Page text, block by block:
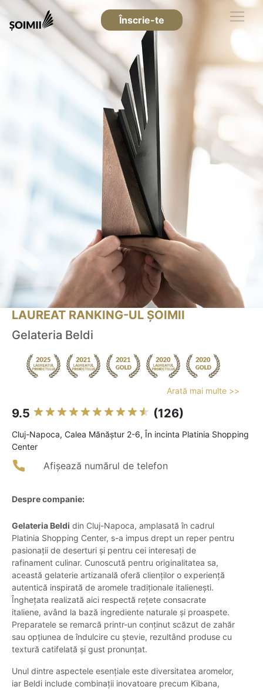
Înscrie-te
LAUREAT RANKING-UL ȘOIMII
Gelateria Beldi
Arată mai multe >>
9.5 (126)
Cluj-Napoca, Calea Mănăștur 2-6, În incinta Platinia Shopping
Center
Afișează numărul de telefon
Despre companie:
Gelateria Beldi din Cluj-Napoca, amplasată în cadrul
Platinia Shopping Center, s-a impus drept un reper pentru
pasionații de deserturi și pentru cei interesați de
rafinament culinar. Cunoscută pentru originalitatea sa,
această gelaterie artizanală oferă clienților o experiență
autentică inspirată de aromele tradiționale italienești.
Înghețata realizată aici respectă rețete consacrate
italiene, având la bază ingrediente naturale și proaspete.
Preparatele se remarcă printr-un conținut scăzut de zahăr
sau opțiunea de îndulcire cu ștevie, rezultând produse cu
textură catifelată și gust pronunțat.
Unul dintre aspectele esențiale este diversitatea aromelor,
iar Beldi include combinații inovatoare precum Kibana,